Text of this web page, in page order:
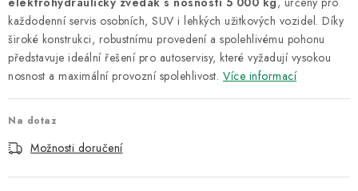
BAZAR
Úvod O nás Kariéra Reference Servis
Bazar
každodenní servis osobních, SUV i lehkých užitkových vozidel. Díky
široké konstrukci, robustnímu provedení a spolehlivému pohonu
představuje ideální řešení pro autoservisy, které vyžadují vysokou
nosnost a maximální provozní spolehlivost. Více informací
Na dotaz
Možnosti doručení